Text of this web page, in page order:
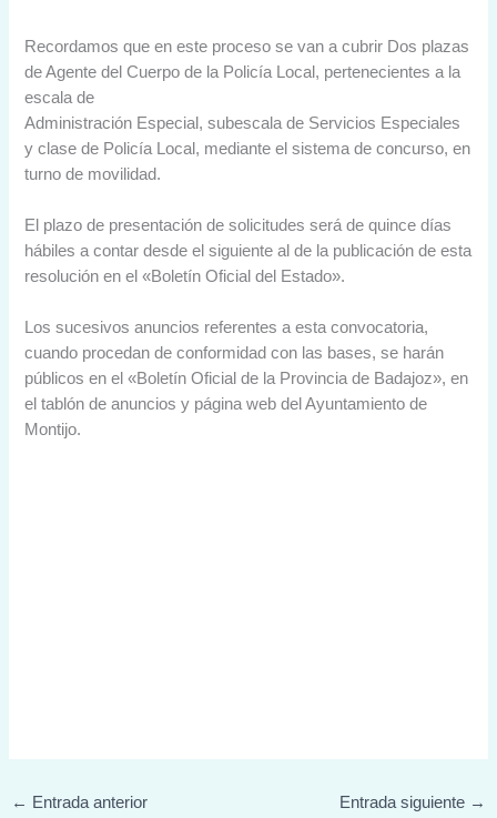
Recordamos que en este proceso se van a cubrir Dos plazas
de Agente del Cuerpo de la Policía Local, pertenecientes a la
escala de
Administración Especial, subescala de Servicios Especiales
y clase de Policía Local, mediante el sistema de concurso, en
turno de movilidad.
El plazo de presentación de solicitudes será de quince días
hábiles a contar desde el siguiente al de la publicación de esta
resolución en el «Boletín Oficial del Estado».
Los sucesivos anuncios referentes a esta convocatoria,
cuando procedan de conformidad con las bases, se harán
públicos en el «Boletín Oficial de la Provincia de Badajoz», en
el tablón de anuncios y página web del Ayuntamiento de
Montijo.
← Entrada anterior Entrada siguiente →